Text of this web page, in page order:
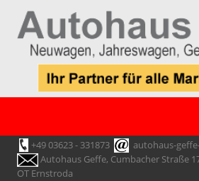
+49 03623 - 331873
autohaus-
Autohaus Geffe, Cumbacher Straße
OT Ernstroda